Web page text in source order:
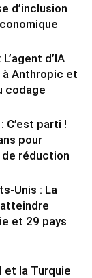
d’inclusion
d’IA
à Anthropic et
codage
C’est parti !
pour
de réduction
Unis : La
et 29 pays
et la Turquie